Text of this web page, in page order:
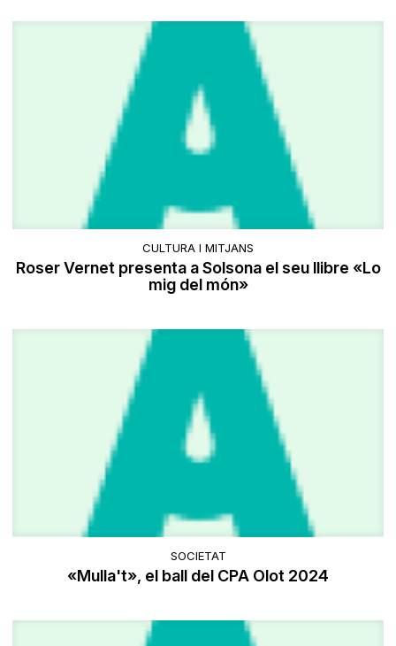
CULTURA I MITJANS
Roser Vernet presenta a Solsona el seu llibre «Lo
mig del món»
SOCIETAT
«Mulla't», el ball del CPA Olot 2024